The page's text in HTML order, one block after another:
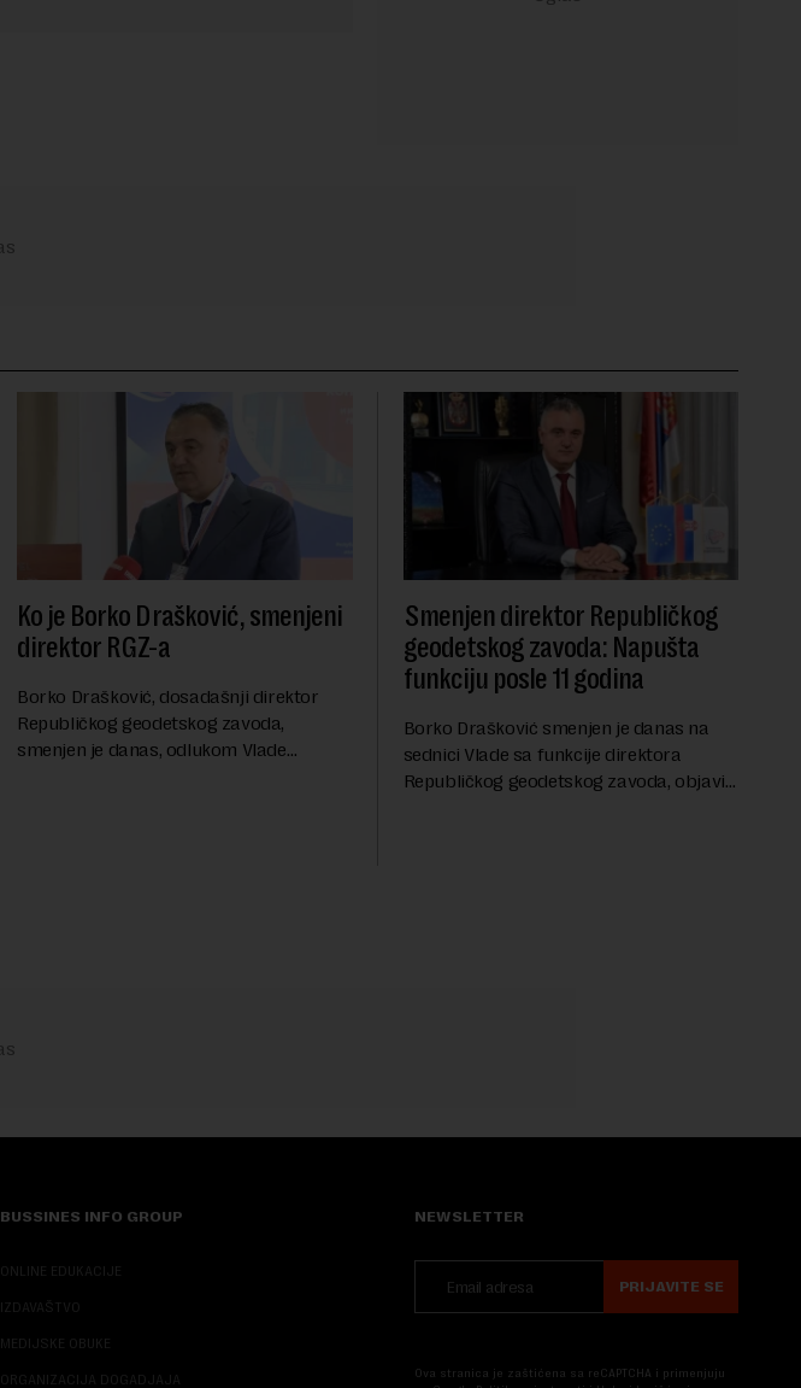
Ko je Borko Drašković, smenjeni
direktor RGZ-a
Borko Drašković, dosadašnji direktor
Republičkog geodetskog zavoda,
smenjen je danas, odlukom Vlade
Smenjen direktor Republičkog
geodetskog zavoda: Napušta
funkciju posle 11 godina
Borko Drašković smenjen je danas na
sednici Vlade sa funkcije direktora
Republičkog geodetskog zavoda, objavio
BUSSINES INFO GROUP
ONLINE EDUKACIJE
IZDAVAŠTVO
MEDIJSKE OBUKE
ORGANIZACIJA DOGADJAJA
NEWSLETTER
PRIJAVITE SE
Ova stranica je zaštićena sa reCAPTCHA i primenjuju